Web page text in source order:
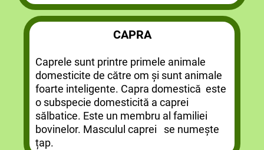
CAPRA
Caprele sunt printre primele animale
domesticite de către om și sunt animale
foarte inteligente. Capra domestică este
o subspecie domesticită a caprei
sălbatice. Este un membru al familiei
bovinelor. Masculul caprei se numește
țap.